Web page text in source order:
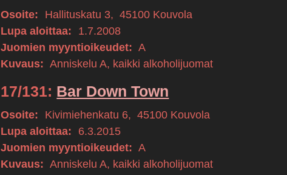
Osoite: Hallituskatu 3, 45100 Kouvola
Lupa aloittaa:
1.7.2008
Juomien myyntioikeudet: A
Kuvaus: Anniskelu A, kaikki alkoholijuomat
17/131: Bar Down Town
Osoite: Kivimiehenkatu 6, 45100 Kouvola
Lupa aloittaa:
6.3.2015
Juomien myyntioikeudet: A
Kuvaus: Anniskelu A, kaikki alkoholijuomat